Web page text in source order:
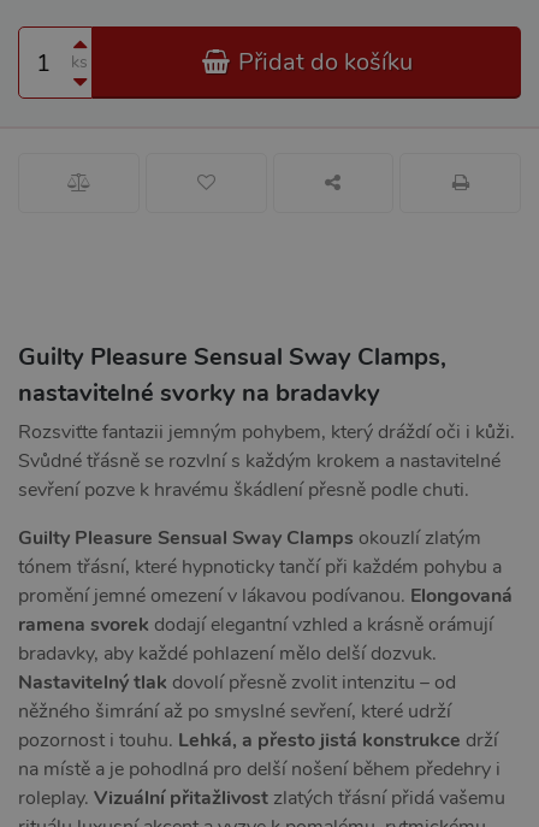
ks Přidat do košíku
Guilty Pleasure Sensual Sway Clamps,
nastavitelné svorky na bradavky
Rozsviťte fantazii jemným pohybem, který dráždí oči i kůži.
Svůdné třásně se rozvlní s každým krokem a nastavitelné
sevření pozve k hravému škádlení přesně podle chuti.
Guilty Pleasure Sensual Sway Clamps okouzlí zlatým
tónem třásní, které hypnoticky tančí při každém pohybu a
promění jemné omezení v lákavou podívanou. Elongovaná
ramena svorek dodají elegantní vzhled a krásně orámují
bradavky, aby každé pohlazení mělo delší dozvuk.
Nastavitelný tlak dovolí přesně zvolit intenzitu – od
něžného šimrání až po smyslné sevření, které udrží
pozornost i touhu. Lehká, a přesto jistá konstrukce drží
na místě a je pohodlná pro delší nošení během předehry i
roleplay. Vizuální přitažlivost zlatých třásní přidá vašemu